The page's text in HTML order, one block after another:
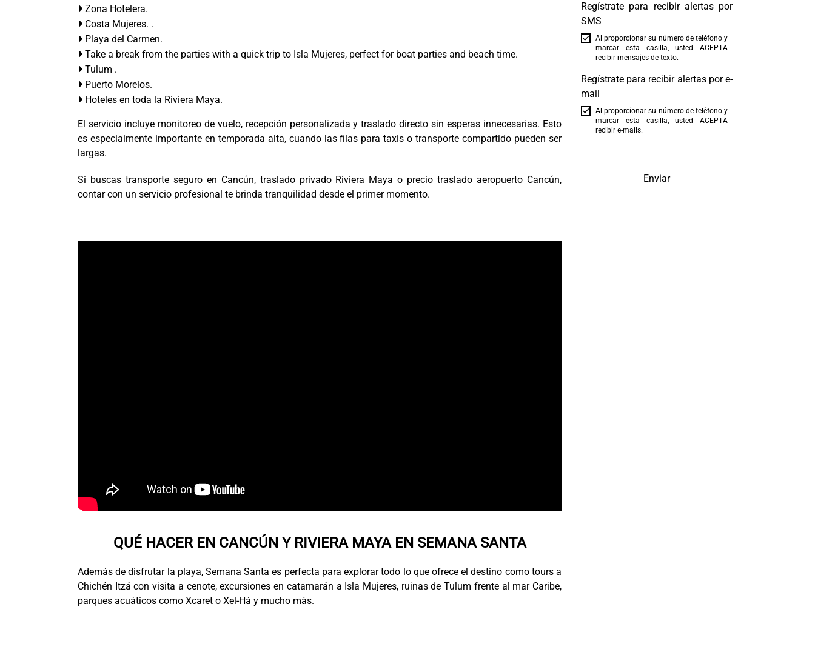
Zona Hotelera.
Costa Mujeres. .
Playa del Carmen.
Take a break from the parties with a quick trip to Isla Mujeres, perfect for boat parties and beach time.
Tulum .
Puerto Morelos.
Hoteles en toda la Riviera Maya.
El servicio incluye monitoreo de vuelo, recepción personalizada y traslado directo sin esperas innecesarias. Esto
es especialmente importante en temporada alta, cuando las filas para taxis o transporte compartido pueden ser
largas.
Si buscas transporte seguro en Cancún, traslado privado Riviera Maya o precio traslado aeropuerto Cancún,
contar con un servicio profesional te brinda tranquilidad desde el primer momento.
QUÉ HACER EN CANCÚN Y RIVIERA MAYA EN SEMANA SANTA
Además de disfrutar la playa, Semana Santa es perfecta para explorar todo lo que ofrece el destino como tours a
Chichén Itzá con visita a cenote, excursiones en catamarán a Isla Mujeres, ruinas de Tulum frente al mar Caribe,
parques acuáticos como Xcaret o Xel-Há y mucho màs.
Regístrate para recibir alertas por
SMS
Al proporcionar su número de teléfono y
marcar esta casilla, usted ACEPTA
recibir mensajes de texto.
Regístrate para recibir alertas por e-
mail
Al proporcionar su número de teléfono y
marcar esta casilla, usted ACEPTA
recibir e-mails.
Enviar